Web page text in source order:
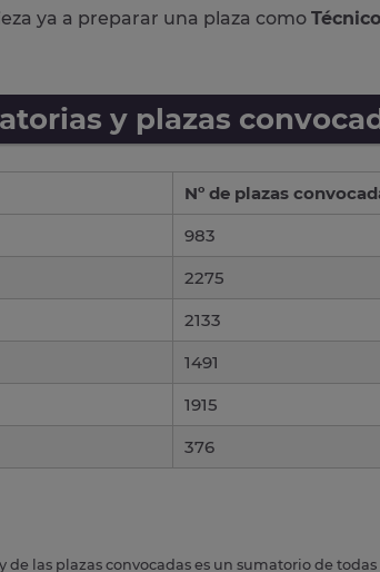
ya a preparar una plaza como
y plazas
Nº de plazas
983
2275
2133
1491
1915
376
las plazas convocadas es un sumatorio de